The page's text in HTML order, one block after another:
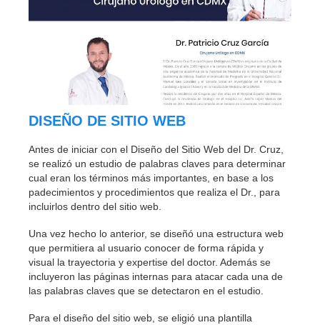
DISEÑO DE SITIO WEB
Antes de iniciar con el Diseño del Sitio Web del Dr. Cruz,
se realizó un estudio de palabras claves para determinar
cual eran los términos más importantes, en base a los
padecimientos y procedimientos que realiza el Dr., para
incluirlos dentro del sitio web.
Una vez hecho lo anterior, se diseñó una estructura web
que permitiera al usuario conocer de forma rápida y
visual la trayectoria y expertise del doctor. Además se
incluyeron las páginas internas para atacar cada una de
las palabras claves que se detectaron en el estudio.
Para el diseño del sitio web, se eligió una plantilla